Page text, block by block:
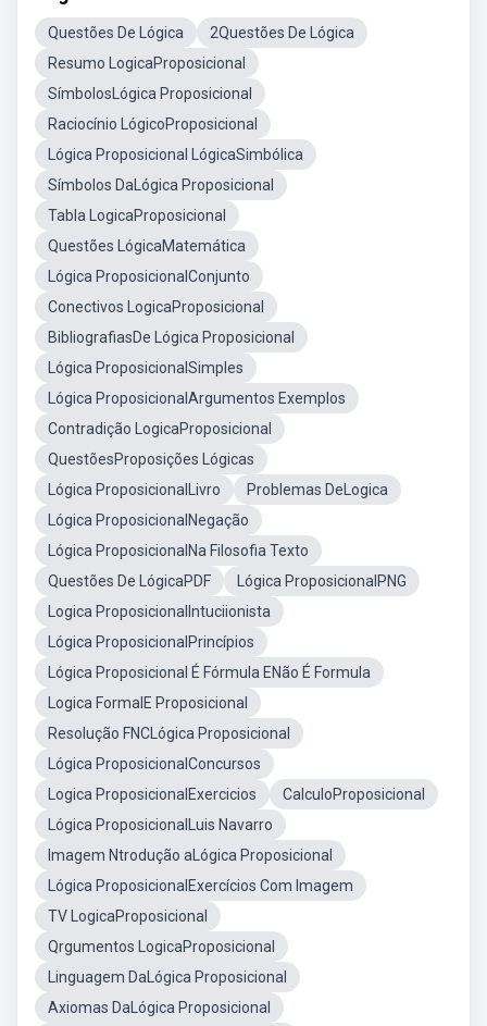
Questões De Lógica
2Questões De Lógica
Resumo LogicaProposicional
SímbolosLógica Proposicional
Raciocínio LógicoProposicional
Lógica Proposicional LógicaSimbólica
Símbolos DaLógica Proposicional
Tabla LogicaProposicional
Questões LógicaMatemática
Lógica ProposicionalConjunto
Conectivos LogicaProposicional
BibliografiasDe Lógica Proposicional
Lógica ProposicionalSimples
Lógica ProposicionalArgumentos Exemplos
Contradição LogicaProposicional
QuestõesProposições Lógicas
Lógica ProposicionalLivro
Problemas DeLogica
Lógica ProposicionalNegação
Lógica ProposicionalNa Filosofia Texto
Questões De LógicaPDF
Lógica ProposicionalPNG
Logica ProposicionalIntuciionista
Lógica ProposicionalPrincípios
Lógica Proposicional É Fórmula ENão É Formula
Logica FormalE Proposicional
Resolução FNCLógica Proposicional
Lógica ProposicionalConcursos
Logica ProposicionalExercicios
CalculoProposicional
Lógica ProposicionalLuis Navarro
Imagem Ntrodução aLógica Proposicional
Lógica ProposicionalExercícios Com Imagem
TV LogicaProposicional
Qrgumentos LogicaProposicional
Linguagem DaLógica Proposicional
Axiomas DaLógica Proposicional